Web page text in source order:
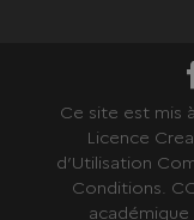
Ce site est mis
Licence
d’Utilisation
Conditions.